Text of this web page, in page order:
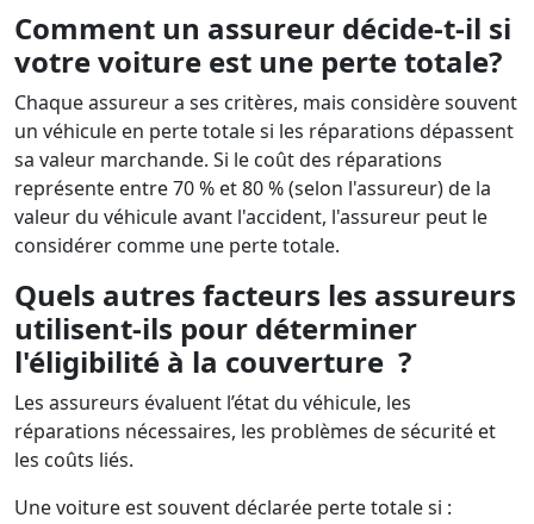
Comment un assureur décide-t-il si
votre voiture est une perte totale?
Chaque assureur a ses critères, mais considère souvent
un véhicule en perte totale si les réparations dépassent
sa valeur marchande. Si le coût des réparations
représente entre 70 % et 80 % (selon l'assureur) de la
valeur du véhicule avant l'accident, l'assureur peut le
considérer comme une perte totale.
Quels autres facteurs les assureurs
utilisent-ils pour déterminer
l'éligibilité à la couverture ?
Les assureurs évaluent l’état du véhicule, les
réparations nécessaires, les problèmes de sécurité et
les coûts liés.
Une voiture est souvent déclarée perte totale si :